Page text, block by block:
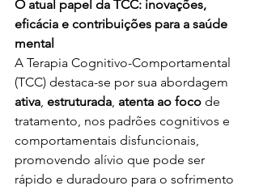
O atual papel da TCC: inovações,
eficácia e contribuições para a saúde
mental
A Terapia Cognitivo-Comportamental
(TCC) destaca-se por sua abordagem
ativa, estruturada, atenta ao foco de
tratamento, nos padrões cognitivos e
comportamentais disfuncionais,
promovendo alívio que pode ser
rápido e duradouro para o sofrimento